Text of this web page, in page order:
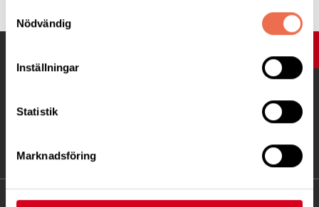
Nödvändig
Inställningar
Statistik
Marknadsföring